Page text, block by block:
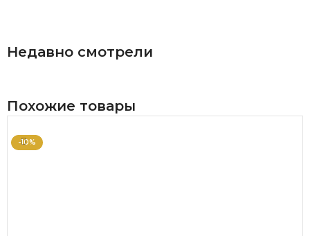
Недавно смотрели
Похожие товары
-10%